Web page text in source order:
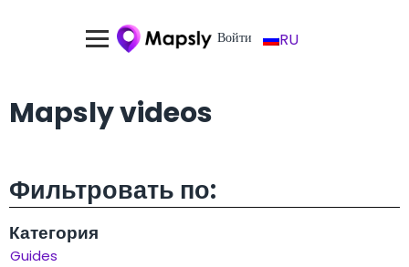
Войти RU
Mapsly videos
Фильтровать по:
Категория
Guides